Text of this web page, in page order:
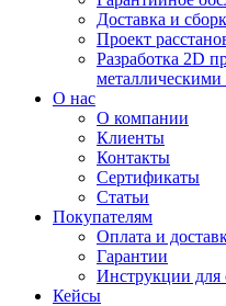
Доставка и
Проект
Разработка 2D
металлическими
О нас
О компании
Клиенты
Контакты
Сертификаты
Статьи
Покупателям
Оплата и
Гарантии
Инструкции для
Кейсы